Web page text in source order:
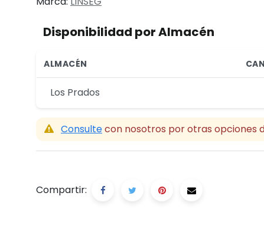
Disponibilidad por Almacén
ALMACÉN
Los Prados
Consultecon nosotros por otras opciones
Compartir: